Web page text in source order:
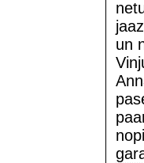
un